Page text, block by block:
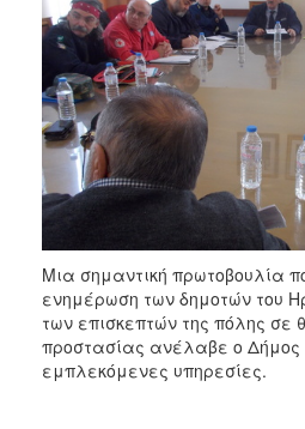
2011
2010
2006
ΤΟΠΟΣ
ΠΟΛΙΤΙΣΜΟΣ
ΑΝΘΕΚΤΙΚΗ
ΠΟΛΗ
Μια σημαντική πρωτοβουλία
ενημέρωση των δημοτών του
των επισκεπτών της πόλης σε
προστασίας ανέλαβε ο Δήμος
εμπλεκόμενες υπηρεσίες.